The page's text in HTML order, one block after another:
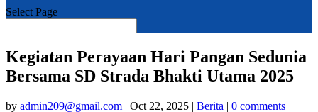
Select Page
Kegiatan Perayaan Hari Pangan Sedunia
Bersama SD Strada Bhakti Utama 2025
by admin209@gmail.com | Oct 22, 2025 | Berita | 0 comments